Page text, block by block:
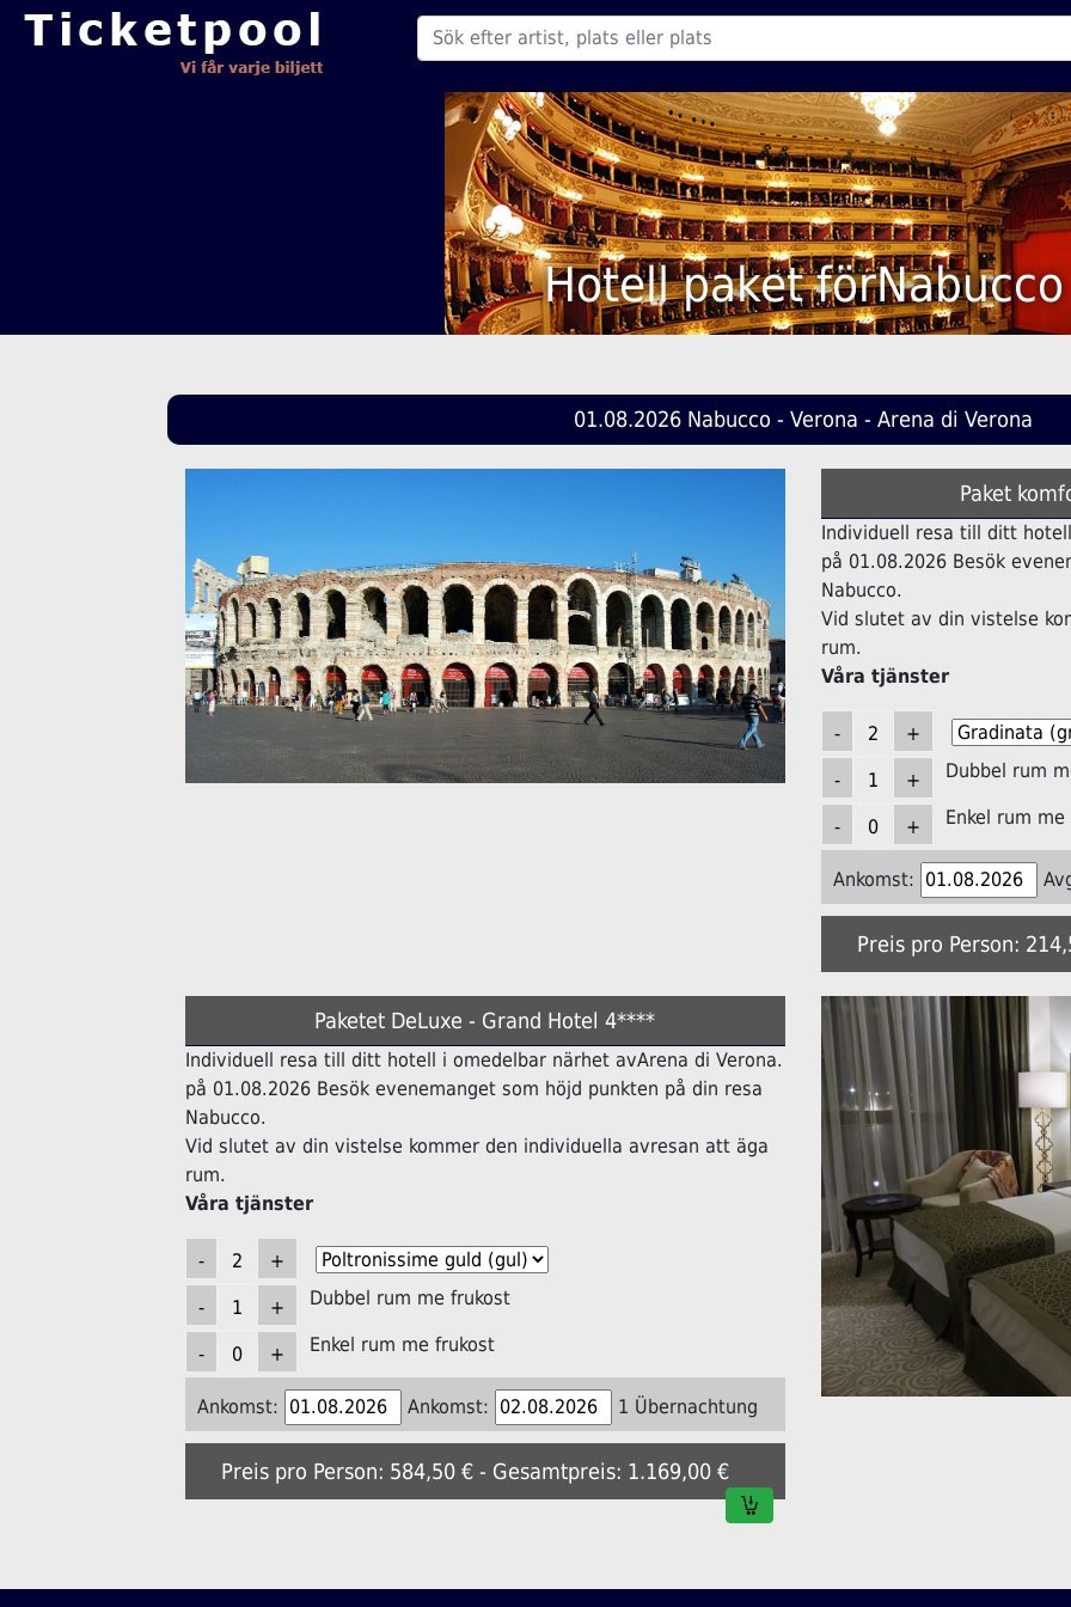
Hotell paket förNabucco
01.08.2026 Nabucco - Verona - Arena di Verona
Paket
Individuell resa till ditt
på 01.08.2026 Besök
Nabucco.
Vid slutet av din vistelse
rum.
Våra tjänster
Dubbel rum
Enkel rum
Ankomst:
Preis pro Person:
Paketet DeLuxe - Grand Hotel 4****
Individuell resa till ditt hotell i omedelbar närhet avArena di Verona.
på 01.08.2026 Besök evenemanget som höjd punkten på din resa
Nabucco.
Vid slutet av din vistelse kommer den individuella avresan att äga
rum.
Våra tjänster
Dubbel rum me frukost
Enkel rum me frukost
Ankomst: Ankomst: 1 Übernachtung
Preis pro Person: 584,50 € - Gesamtpreis: 1.169,00 €